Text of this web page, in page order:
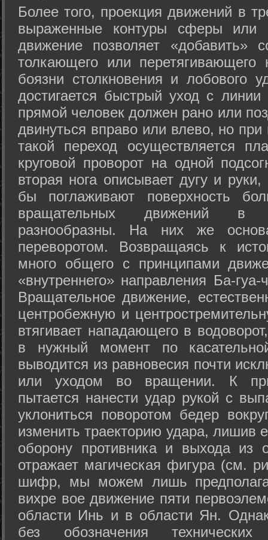
Более того, проекция движений в
выраженные контуры сферы или
движение позволяет «добавить»
толкающего или перетягивающего
боязни столкновения и лобового
достигается быстрый уход с
прямой человек должен рано или
двинуться вправо или влево, но
такой переход осуществляется
круговой проворот на одной
вторая нога описывает дугу и
бы поглаживают поверхность
вращательных движений в
разнообразны. На них же
переворотом. Возвращаясь к
много общего с принципами
«внутреннего» направления Ба-
Вращательное движение,
центробежную и
втягивает нападающего в
в нужный момент по
выводится из равновесия почти
или уходом во вращении. К
пытается нанести удар рукой с
уклониться поворотом бедер
изменить траекторию удара, лишив
оборону противника и выхода из
отражает магическая фигура (см.
шифр, мы можем лишь
вихре вое движение пяти
области Инь и в области Ян.
без обозначения